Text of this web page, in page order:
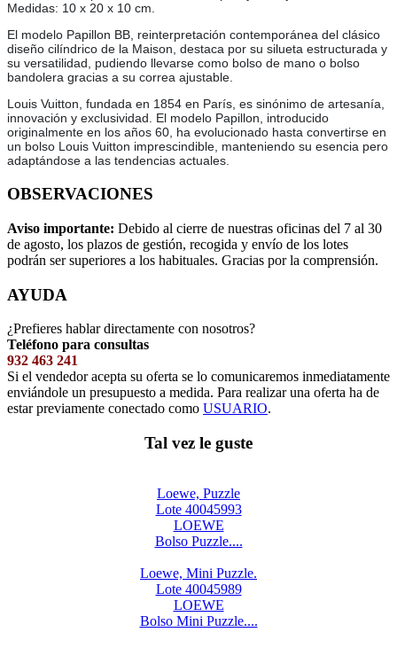
Medidas: 10 x 20 x 10 cm.
El modelo Papillon BB, reinterpretación contemporánea del clásico
diseño cilíndrico de la Maison, destaca por su silueta estructurada y
su versatilidad, pudiendo llevarse como bolso de mano o bolso
bandolera gracias a su correa ajustable.
Louis Vuitton, fundada en 1854 en París, es sinónimo de artesanía,
innovación y exclusividad. El modelo Papillon, introducido
originalmente en los años 60, ha evolucionado hasta convertirse en
un bolso Louis Vuitton imprescindible, manteniendo su esencia pero
adaptándose a las tendencias actuales.
OBSERVACIONES
Aviso importante: Debido al cierre de nuestras oficinas del 7 al 30
de agosto, los plazos de gestión, recogida y envío de los lotes
podrán ser superiores a los habituales. Gracias por la comprensión.
AYUDA
¿Prefieres hablar directamente con nosotros?
Teléfono para consultas
932 463 241
Si el vendedor acepta su oferta se lo comunicaremos inmediatamente
enviándole un presupuesto a medida. Para realizar una oferta ha de
estar previamente conectado como USUARIO.
Tal vez le guste
Loewe, Puzzle
Lote 40045993
LOEWE
Bolso Puzzle....
Loewe, Mini Puzzle.
Lote 40045989
LOEWE
Bolso Mini Puzzle....